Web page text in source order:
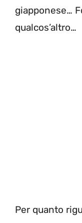
giapponese…
qualcos’altro…
Per quanto